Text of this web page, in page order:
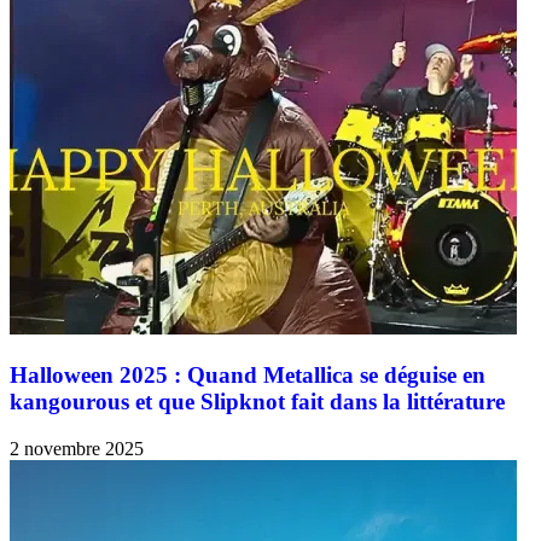
Halloween 2025 : Quand Metallica se déguise en
kangourous et que Slipknot fait dans la littérature
2 novembre 2025